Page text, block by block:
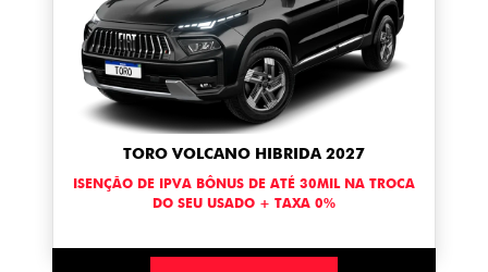
TORO VOLCANO HIBRIDA 2027
ISENÇÃO DE IPVA BÔNUS DE ATÉ 30MIL NA TROCA
DO SEU USADO + TAXA 0%